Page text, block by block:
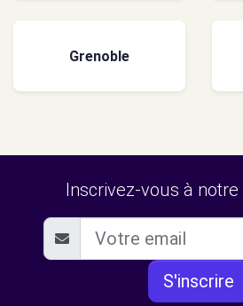
Grenoble
Inscrivez-vous à
S'inscrire